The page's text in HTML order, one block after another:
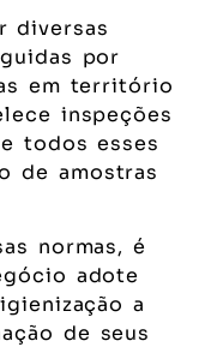
diversas
por
em território
inspeções
todos esses
de amostras
normas, é
adote
a
de seus